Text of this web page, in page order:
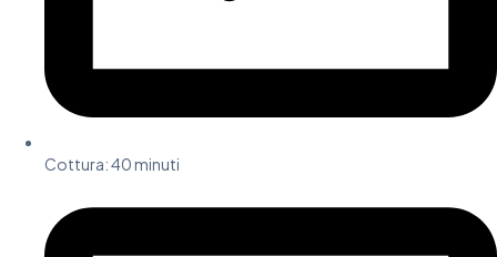
Cottura: 40 minuti